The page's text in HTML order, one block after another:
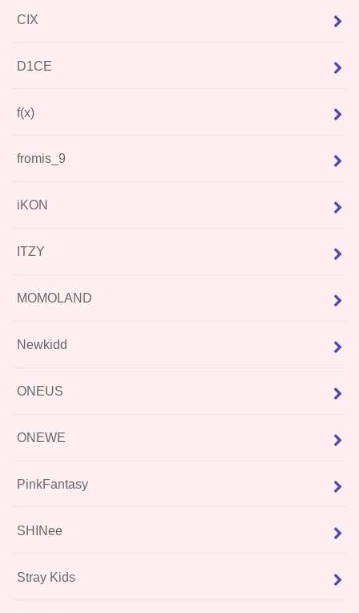
CIX
D1CE
f(x)
fromis_9
iKON
ITZY
MOMOLAND
Newkidd
ONEUS
ONEWE
PinkFantasy
SHINee
Stray Kids